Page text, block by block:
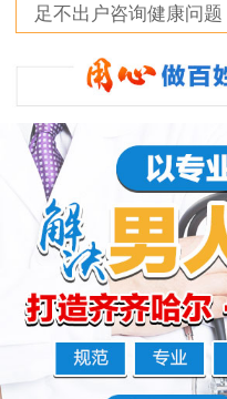
足不出户咨询健康问题